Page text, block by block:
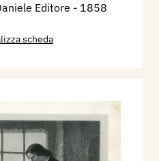
Editore - 1858
scheda